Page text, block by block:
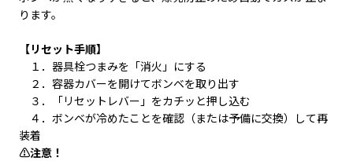
ります。
【リセット手順】
１．器具栓つまみを「消火」にする
２．容器カバーを開けてボンベを取り出す
３．「リセットレバー」をカチッと押し込む
４．ボンベが冷めたことを確認（または予備に交換）して再
装着
⚠️注意！